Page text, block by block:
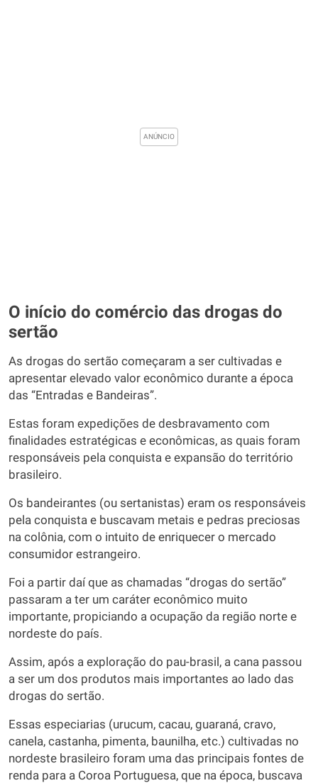
O início do comércio das drogas do
sertão
As drogas do sertão começaram a ser cultivadas e
apresentar elevado valor econômico durante a época
das “Entradas e Bandeiras”.
Estas foram expedições de desbravamento com
finalidades estratégicas e econômicas, as quais foram
responsáveis pela conquista e expansão do território
brasileiro.
Os bandeirantes (ou sertanistas) eram os responsáveis
pela conquista e buscavam metais e pedras preciosas
na colônia, com o intuito de enriquecer o mercado
consumidor estrangeiro.
Foi a partir daí que as chamadas “drogas do sertão”
passaram a ter um caráter econômico muito
importante, propiciando a ocupação da região norte e
nordeste do país.
Assim, após a exploração do pau-brasil, a cana passou
a ser um dos produtos mais importantes ao lado das
drogas do sertão.
Essas especiarias (urucum, cacau, guaraná, cravo,
canela, castanha, pimenta, baunilha, etc.) cultivadas no
nordeste brasileiro foram uma das principais fontes de
renda para a Coroa Portuguesa, que na época, buscava